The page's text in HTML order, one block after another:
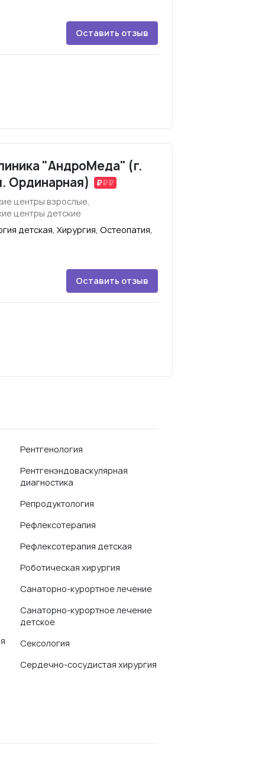
Оставить отзыв
"АндроМеда" (г.
Ординарная)
центры взрослые,
центры детские
детская, Хирургия, Остеопатия,
Оставить отзыв
Рентгенология
Рентгенэндоваскулярная
диагностика
Репродуктология
Рефлексотерапия
Рефлексотерапия детская
Роботическая хирургия
Санаторно-курортное лечение
Санаторно-курортное лечение
детское
Сексология
Сердечно-сосудистая хирургия